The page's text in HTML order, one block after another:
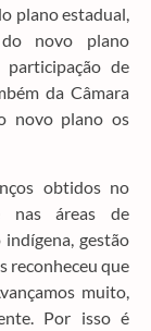
plano estadual,
novo plano
de
da Câmara
novo plano os
obtidos no
nas áreas de
indígena, gestão
reconheceu que
muito,
Por isso é